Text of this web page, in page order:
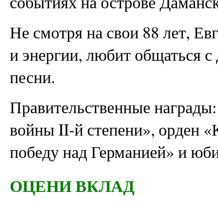
Не смотря на свои 88 лет,
и энергии, любит общаться
песни.
Правительственные
войны II-й степени», орден
победу над Германией» и
ОЦЕНИ ВКЛАД